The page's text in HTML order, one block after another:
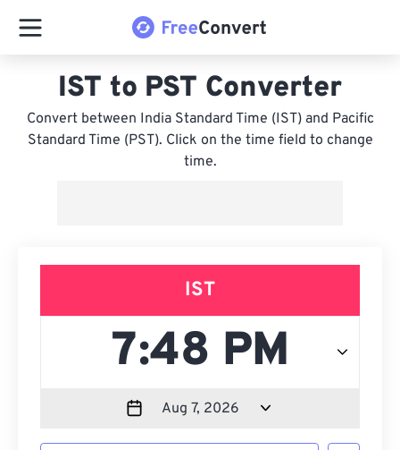
IST to PST Converter
Convert between India Standard Time (IST) and Pacific
Standard Time (PST). Click on the time field to change
time.
IST